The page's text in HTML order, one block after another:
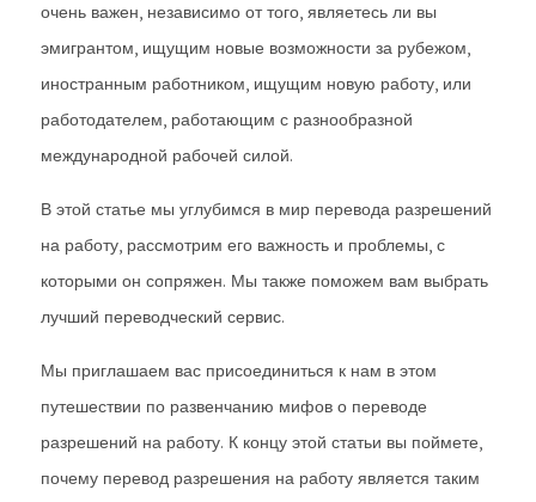
очень важен, независимо от того, являетесь ли вы
эмигрантом, ищущим новые возможности за рубежом,
иностранным работником, ищущим новую работу, или
работодателем, работающим с разнообразной
международной рабочей силой.
В этой статье мы углубимся в мир перевода разрешений
на работу, рассмотрим его важность и проблемы, с
которыми он сопряжен. Мы также поможем вам выбрать
лучший переводческий сервис.
Мы приглашаем вас присоединиться к нам в этом
путешествии по развенчанию мифов о переводе
разрешений на работу. К концу этой статьи вы поймете,
почему перевод разрешения на работу является таким